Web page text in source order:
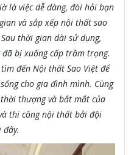
là việc dễ dàng, đòi hỏi bạn
và sắp xếp nội thất sao
thời gian dài sử dụng,
đã bị xuống cấp trầm trọng.
đến Nội thất Sao Việt để
cho gia đình mình. Cùng
thượng và bắt mắt của
thi công nội thất bởi đội